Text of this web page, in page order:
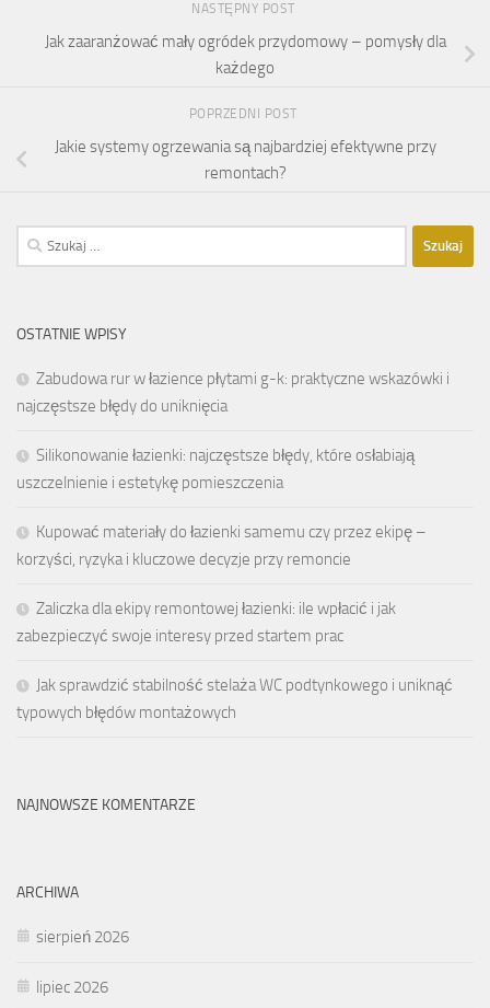
NASTĘPNY POST
Jak zaaranżować mały ogródek przydomowy – pomysły dla
każdego
POPRZEDNI POST
Jakie systemy ogrzewania są najbardziej efektywne przy
remontach?
Szukaj:
OSTATNIE WPISY
Zabudowa rur w łazience płytami g-k: praktyczne wskazówki i
najczęstsze błędy do uniknięcia
Silikonowanie łazienki: najczęstsze błędy, które osłabiają
uszczelnienie i estetykę pomieszczenia
Kupować materiały do łazienki samemu czy przez ekipę –
korzyści, ryzyka i kluczowe decyzje przy remoncie
Zaliczka dla ekipy remontowej łazienki: ile wpłacić i jak
zabezpieczyć swoje interesy przed startem prac
Jak sprawdzić stabilność stelaża WC podtynkowego i uniknąć
typowych błędów montażowych
NAJNOWSZE KOMENTARZE
ARCHIWA
sierpień 2026
lipiec 2026